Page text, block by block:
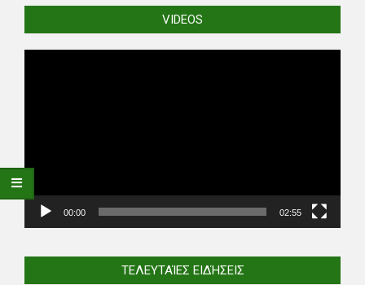
VIDEOS
00:00 02:55
ΤΕΛΕΥΤΑΊΕΣ ΕΙΔΉΣΕΙΣ